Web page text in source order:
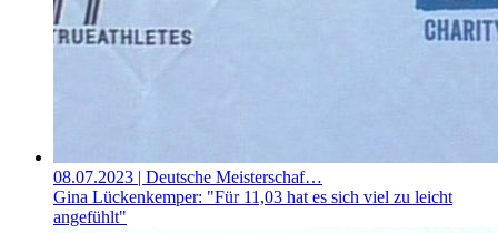
08.07.2023 | Deutsche Meisterschaf…
Gina Lückenkemper: "Für 11,03 hat es sich viel zu leicht
angefühlt"